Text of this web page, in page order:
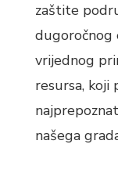
zaštite
dugoročnog
vrijednog
resursa, koji
našega